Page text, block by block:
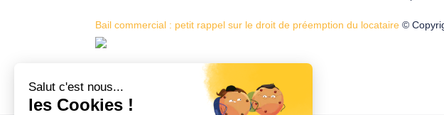
Bail commercial : petit rappel sur le droit de préemption du locataire ©